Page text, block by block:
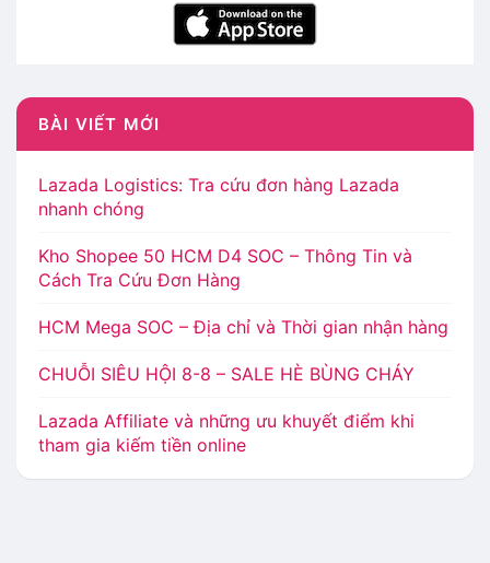
BÀI VIẾT MỚI
Lazada Logistics: Tra cứu đơn hàng Lazada
nhanh chóng
Kho Shopee 50 HCM D4 SOC – Thông Tin và
Cách Tra Cứu Đơn Hàng
HCM Mega SOC – Địa chỉ và Thời gian nhận hàng
CHUỖI SIÊU HỘI 8-8 – SALE HÈ BÙNG CHÁY
Lazada Affiliate và những ưu khuyết điểm khi
tham gia kiếm tiền online